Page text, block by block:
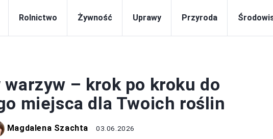
Rolnictwo Żywność Uprawy Przyroda
– krok po kroku do
miejsca dla Twoich roślin
Magdalena Szachta 03.06.2026